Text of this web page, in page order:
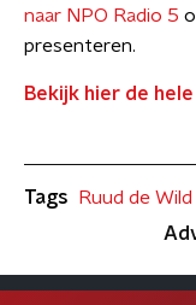
naar NPO Radio 5
presenteren.
Bekijk hier de
Tags
Ruud de Wild